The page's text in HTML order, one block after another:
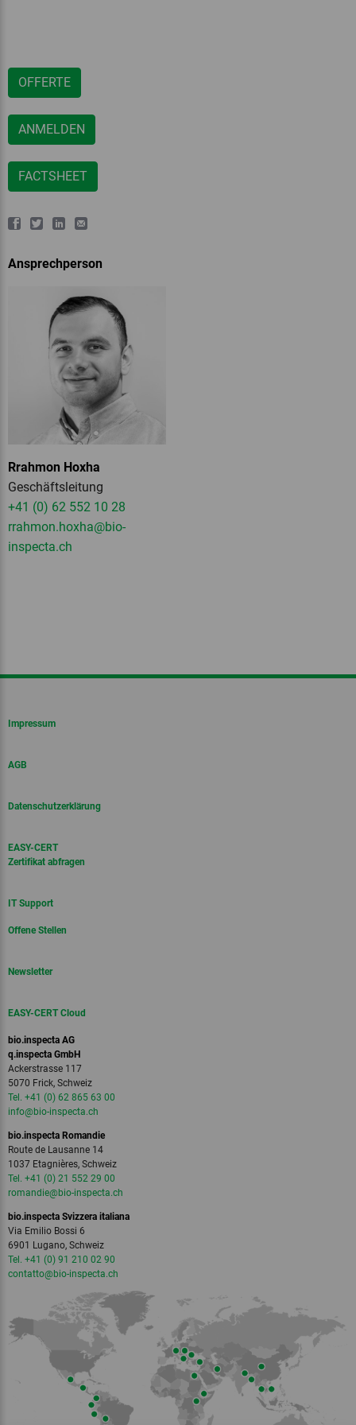
OFFERTE
ANMELDEN
FACTSHEET
Ansprechperson
Rrahmon Hoxha
Geschäftsleitung
+41 (0) 62 552 10 28
rrahmon.hoxha@bio-
inspecta.ch
Impressum
AGB
Datenschutzerklärung
EASY-CERT
Zertifikat abfragen
IT Support
Offene Stellen
Newsletter
EASY-CERT Cloud
bio.inspecta AG
q.inspecta GmbH
Ackerstrasse 117
5070 Frick, Schweiz
Tel. +41 (0) 62 865 63 00
info@bio-inspecta.ch
bio.inspecta Romandie
Route de Lausanne 14
1037 Etagnières, Schweiz
Tel. +41 (0) 21 552 29 00
romandie@bio-inspecta.ch
bio.inspecta Svizzera italiana
Via Emilio Bossi 6
6901 Lugano, Schweiz
Tel. +41 (0) 91 210 02 90
contatto@bio-inspecta.ch